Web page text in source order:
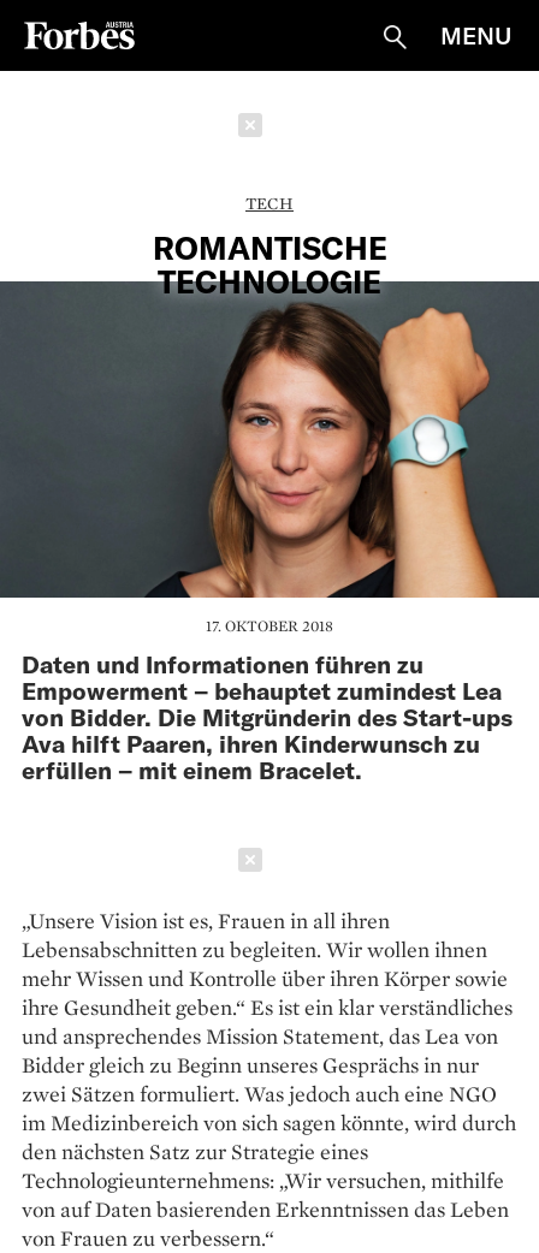
Suche
MENU
TECH
ROMANTISCHE
TECHNOLOGIE
17. OKTOBER 2018
Daten und Informationen führen zu
Empowerment – behauptet zumindest Lea
von Bidder. Die Mitgründerin des Start-ups
Ava hilft Paaren, ihren Kinderwunsch zu
erfüllen – mit einem Bracelet.
„Unsere Vision ist es, Frauen in all ihren
Lebensabschnitten zu begleiten. Wir wollen ihnen
mehr Wissen und Kontrolle über ihren Körper sowie
ihre Gesundheit geben.“ Es ist ein klar verständliches
und ansprechendes Mission Statement, das Lea von
Bidder gleich zu Beginn unseres Gesprächs in nur
zwei Sätzen formuliert. Was jedoch auch eine NGO
im Medizinbereich von sich sagen könnte, wird durch
den nächsten Satz zur Strategie eines
Technologieunternehmens: „Wir ­versuchen, mithilfe
von auf Daten basierenden Erkenntnissen das Leben
von Frauen zu verbessern.“